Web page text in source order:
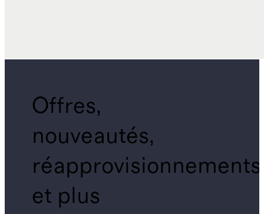
Offres,
nouveautés,
réapprovisionnements
et plus